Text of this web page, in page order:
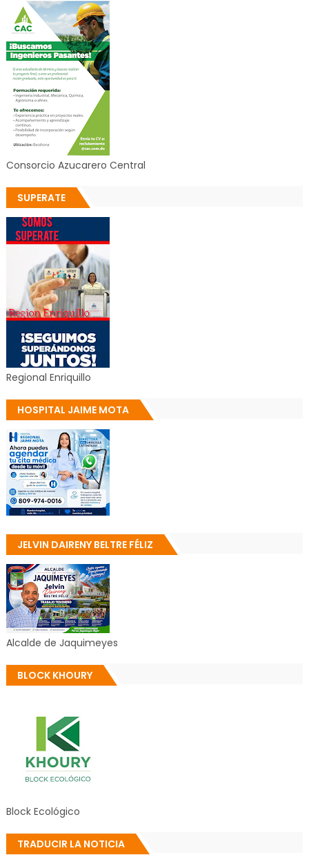
Consorcio Azucarero Central
SUPERATE
Regional Enriquillo
HOSPITAL JAIME MOTA
JELVIN DAIRENY BELTRE FÉLIZ
Alcalde de Jaquimeyes
BLOCK KHOURY
Block Ecológico
TRADUCIR LA NOTICIA